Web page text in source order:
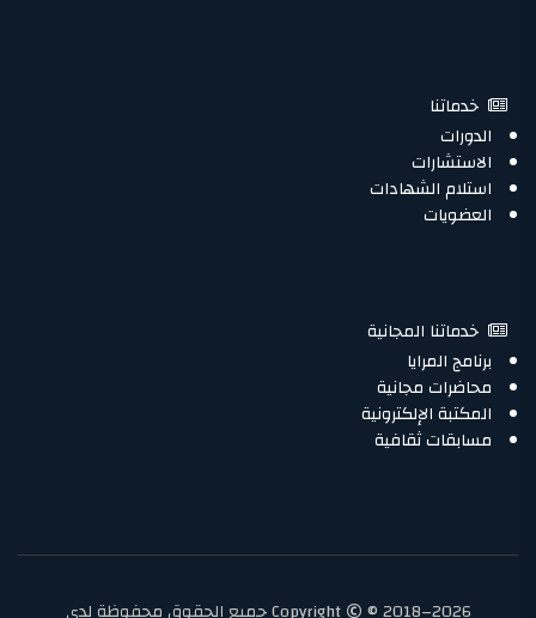
خدماتنا
الدورات
الاستشارات
استلام الشهادات
العضويات
خدماتنا المجانية
برنامج المرايا
محاضرات مجانية
المكتبة الإلكترونية
مسابقات ثقافية